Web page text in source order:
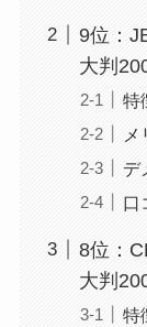
9位：
大判
特
メ
デ
口
8位：
大判
特